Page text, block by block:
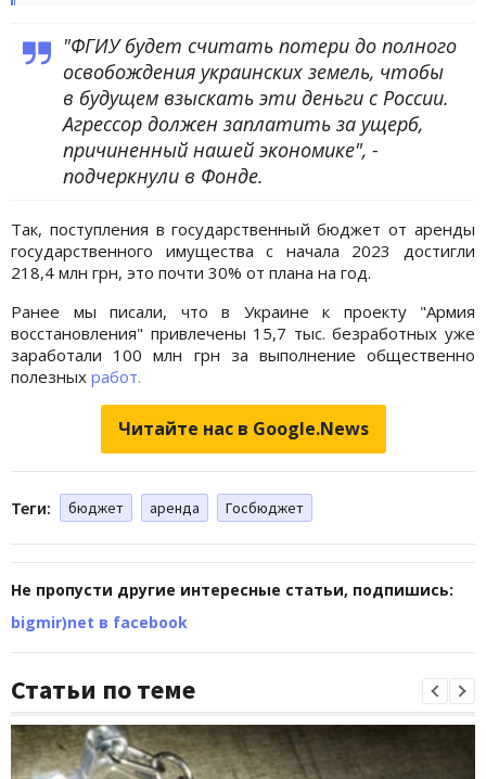
"ФГИУ будет считать потери до полного
освобождения украинских земель, чтобы
в будущем взыскать эти деньги с России.
Агрессор должен заплатить за ущерб,
причиненный нашей экономике", -
подчеркнули в Фонде.
Так, поступления в государственный бюджет от аренды
государственного имущества с начала 2023 достигли
218,4 млн грн, это почти 30% от плана на год.
Ранее мы писали, что в Украине к проекту "Армия
восстановления" привлечены 15,7 тыс. безработных уже
заработали 100 млн грн за выполнение общественно
полезных работ.
Читайте нас в Google.News
Теги: бюджет аренда Госбюджет
Не пропусти другие интересные статьи, подпишись:
bigmir)net в facebook
Статьи по теме